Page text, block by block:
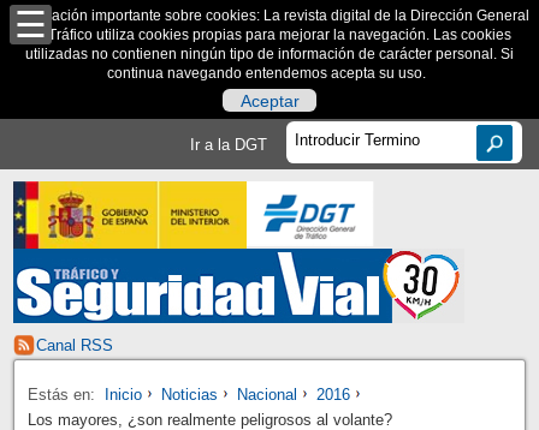
Información importante sobre cookies: La revista digital de la Dirección General
de Tráfico utiliza cookies propias para mejorar la navegación. Las cookies
utilizadas no contienen ningún tipo de información de carácter personal. Si
continua navegando entendemos acepta su uso.
Aceptar
Ir a la DGT
Canal RSS
Estás en: Inicio Noticias Nacional
2016
Los mayores, ¿son realmente peligrosos al volante?